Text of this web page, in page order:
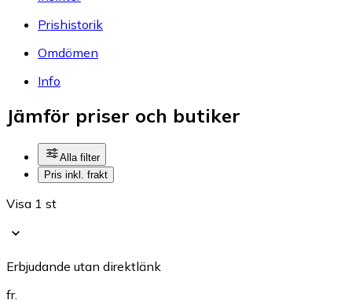
Prishistorik
Omdömen
Info
Jämför priser och butiker
Alla filter
Pris inkl. frakt
Visa 1 st
Erbjudande utan direktlänk
fr.